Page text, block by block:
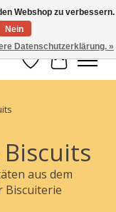
Wunschzettel
Ihr
aus dem
Biscuiterie
Webshop zu verbessern.
Nein
Datenschutzerklärung. »